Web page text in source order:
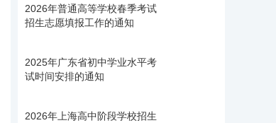
2026年普通高等学校春季考试
招生志愿填报工作的通知
2025年广东省初中学业水平考
试时间安排的通知
2026年上海高中阶段学校招生